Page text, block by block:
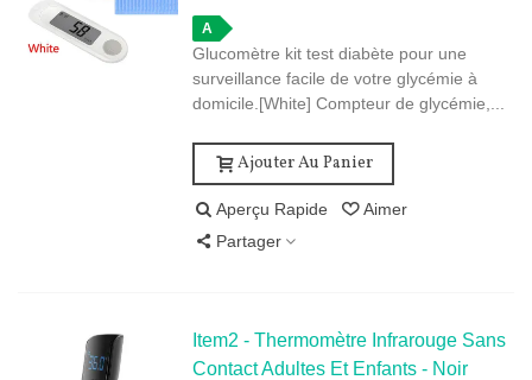
A
Glucomètre kit test diabète pour une
surveillance facile de votre glycémie à
domicile.[White] Compteur de glycémie,...
Ajouter Au Panier
Aperçu Rapide
Aimer
Partager
Item2 - Thermomètre Infrarouge Sans
Contact Adultes Et Enfants - Noir